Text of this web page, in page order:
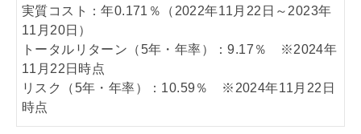
実質コスト：年0.171％（2022年11月22日～2023年
11月20日）
トータルリターン（5年・年率）：9.17％ ※2024年
11月22日時点
リスク（5年・年率）：10.59％ ※2024年11月22日
時点